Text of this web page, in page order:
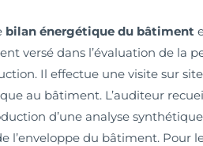
bilan énergétique du bâtiment
versé dans l’évaluation de la
Il effectue une visite sur
au bâtiment. L’auditeur
d’une analyse
l’enveloppe du bâtiment. Pour